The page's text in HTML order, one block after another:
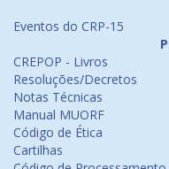
Eventos do CRP-15
CREPOP - Livros
Resoluções/Decretos
Notas Técnicas
Manual MUORF
Código de Ética
Cartilhas